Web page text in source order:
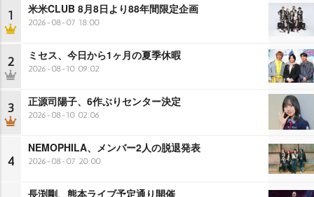
1 米米CLUB 8月8日より88年間限定企画
2026-08-07 18:00
2 ミセス、今日から1ヶ月の夏季休暇
2026-08-10 09:02
3 正源司陽子、6作ぶりセンター決定
2026-08-10 02:06
4
NEMOPHILA、メンバー2人の脱退発表
2026-08-07 20:00
長渕剛、熊本ライブ予定通り開催